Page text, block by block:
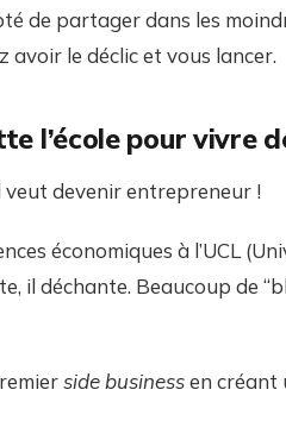
de partager dans les
avoir le déclic et vous lancer.
l’école pour vivre
devenir entrepreneur !
économiques à l’UCL
il déchante. Beaucoup de
side businessen créant